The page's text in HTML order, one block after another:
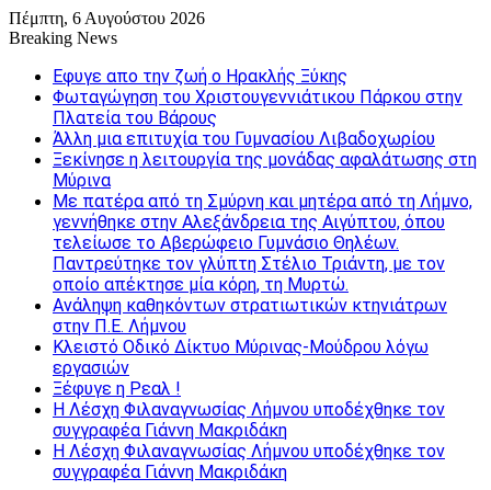
Πέμπτη, 6 Αυγούστου 2026
Breaking News
Εφυγε απο την ζωή o Ηρακλής Ξύκης
Φωταγώγηση του Χριστουγεννιάτικου Πάρκου στην
Πλατεία του Βάρους
Άλλη μια επιτυχία του Γυμνασίου Λιβαδοχωρίου
Ξεκίνησε η λειτουργία της μονάδας αφαλάτωσης στη
Μύρινα
Με πατέρα από τη Σμύρνη και μητέρα από τη Λήμνο,
γεννήθηκε στην Αλεξάνδρεια της Αιγύπτου, όπου
τελείωσε το Αβερώφειο Γυμνάσιο Θηλέων.
Παντρεύτηκε τον γλύπτη Στέλιο Τριάντη, με τον
οποίο απέκτησε μία κόρη, τη Μυρτώ.
Ανάληψη καθηκόντων στρατιωτικών κτηνιάτρων
στην Π.Ε. Λήμνου
Κλειστό Οδικό Δίκτυο Μύρινας-Μούδρου λόγω
εργασιών
Ξέφυγε η Ρεαλ !
Η Λέσχη Φιλαναγνωσίας Λήμνου υποδέχθηκε τον
συγγραφέα Γιάννη Μακριδάκη
Η Λέσχη Φιλαναγνωσίας Λήμνου υποδέχθηκε τον
συγγραφέα Γιάννη Μακριδάκη